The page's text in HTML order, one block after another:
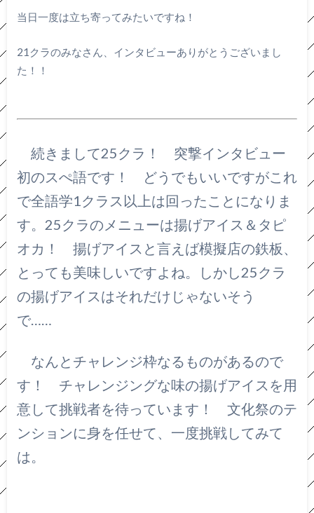
当日一度は立ち寄ってみたいですね！
21クラのみなさん、インタビューありがとうございまし
た！！
続きまして25クラ！ 突撃インタビュー
初のスぺ語です！ どうでもいいですがこれ
で全語学1クラス以上は回ったことになりま
す。25クラのメニューは揚げアイス＆タピ
オカ！ 揚げアイスと言えば模擬店の鉄板、
とっても美味しいですよね。しかし25クラ
の揚げアイスはそれだけじゃないそう
で……
なんとチャレンジ枠なるものがあるので
す！ チャレンジングな味の揚げアイスを用
意して挑戦者を待っています！ 文化祭のテ
ンションに身を任せて、一度挑戦してみて
は。